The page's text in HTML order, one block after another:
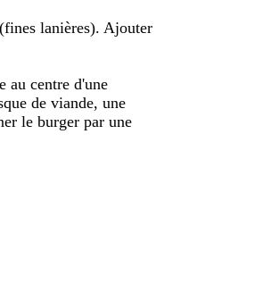
lanières). Ajouter
au centre d'une
de viande, une
le burger par une